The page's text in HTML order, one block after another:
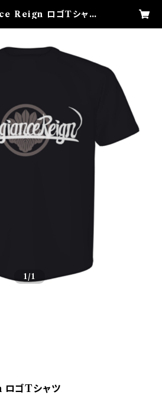
Reign ロゴTシャツ |
1/1
ゴTシャツ